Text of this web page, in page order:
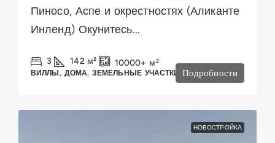
Пиносо, Аспе и окрестностях (Аликанте
Инленд) Окунитесь...
3 142 м² 10000+ м²
ВИЛЛЫ, ДОМА, ЗЕМЕЛЬНЫЕ УЧАСТКИ Подробности
НОВОСТРОЙКА